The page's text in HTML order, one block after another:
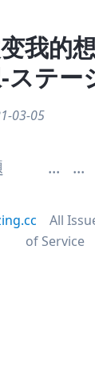
我的
ステー
03-05
... ...
All
of Service